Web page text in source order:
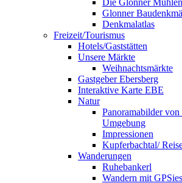
Die Glonner Mühlen
Glonner
Denkmalatlas
Freizeit/Tourismus
Hotels/Gaststätten
Unsere Märkte
Weihnachtsmärkte
Gastgeber Ebersberg
Interaktive Karte EBE
Natur
Panoramabilder
Umgebung
Impressionen
Kupferbachtal/
Wanderungen
Ruhebankerl
Wandern mit GPSies